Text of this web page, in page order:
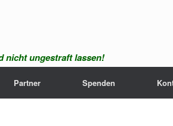
nicht ungestraft lassen!
Partner Spenden